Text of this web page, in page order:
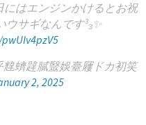
はエンジンかけるとお祝
サギなんです³₃✨️
蠐韙膩毉娛臺屨ドカ初笑
2, 2025